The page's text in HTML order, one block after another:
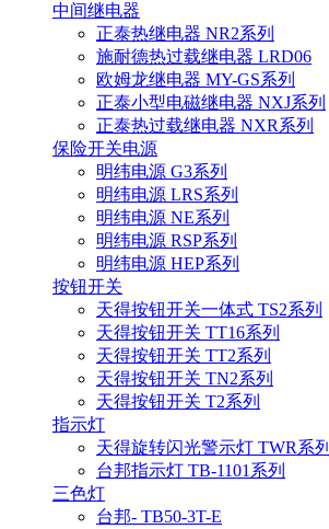
中间继电器
正泰热继电器 NR2系列
施耐德热过载继电器 LRD06
欧姆龙继电器 MY-GS系列
正泰小型电磁继电器 NXJ系列
正泰热过载继电器 NXR系列
保险开关电源
明纬电源 G3系列
明纬电源 LRS系列
明纬电源 NE系列
明纬电源 RSP系列
明纬电源 HEP系列
按钮开关
天得按钮开关一体式 TS2系列
天得按钮开关 TT16系列
天得按钮开关 TT2系列
天得按钮开关 TN2系列
天得按钮开关 T2系列
指示灯
天得旋转闪光警示灯 TWR系列
台邦指示灯 TB-1101系列
三色灯
台邦- TB50-3T-E